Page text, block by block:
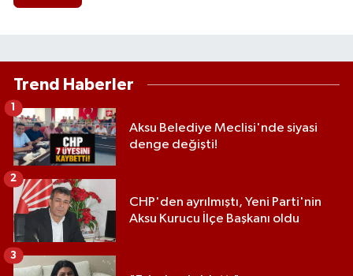
Trend Haberler
Aksu Belediye Meclisi'nde siyasi
denge değişti!
1
CHP'den ayrılmıştı, Yeni Parti'nin
Aksu Kurucu İlçe Başkanı oldu
2
3